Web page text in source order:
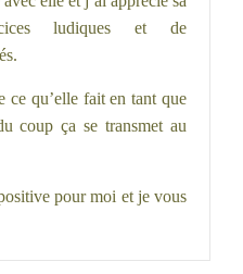
ludiques et de
qu’elle fait en tant que
coup ça se transmet au
pour moi et je vous